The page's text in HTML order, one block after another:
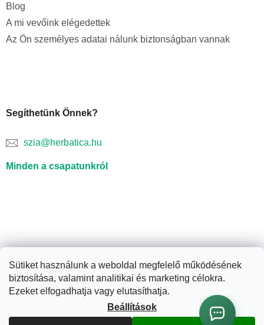
Sütiket használunk a weboldal megfelelő működésének
biztosítása, valamint analitikai és marketing célokra.
Ezeket elfogadhatja vagy elutasíthatja.
Beállítások
Blog
A mi vevőink elégedettek
Az Ön személyes adatai nálunk biztonságban vannak
Segíthetünk Önnek?
szia@herbatica.hu
Minden a csapatunkról
Shoptet készítette
Copyright 2026Herbatica.hu. Minden jog fenntartva.Süti